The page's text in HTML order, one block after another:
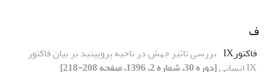
ف
فاکتورIX
بررسی تاثیر جهش در ناحیه پروپپتید بر بیان فاکتور
IX انسانی
[دوره 30، شماره 2، 1396، صفحه 208-218]